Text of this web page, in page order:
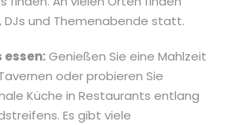
DJs und Themenabende statt.
essen:Genießen Sie eine Mahlzeit
oder probieren Sie
Küche in Restaurants entlang
Es gibt viele